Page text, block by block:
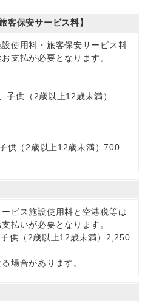
客保安サービス料】
使用料・旅客保安サービス料
支払が必要となります。
子供（2歳以上12歳未満）
供（2歳以上12歳未満）700
ビス施設使用料と空港税等は
払いが必要となります。
供（2歳以上12歳未満）2,250
場合があります。